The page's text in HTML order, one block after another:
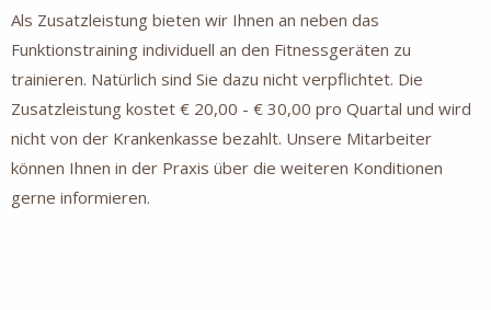
Als Zusatzleistung bieten wir Ihnen an neben das
Funktionstraining individuell an den Fitnessgeräten zu
trainieren. Natürlich sind Sie dazu nicht verpflichtet. Die
Zusatzleistung kostet € 20,00 - € 30,00 pro Quartal und wird
nicht von der Krankenkasse bezahlt. Unsere Mitarbeiter
können Ihnen in der Praxis über die weiteren Konditionen
gerne informieren.